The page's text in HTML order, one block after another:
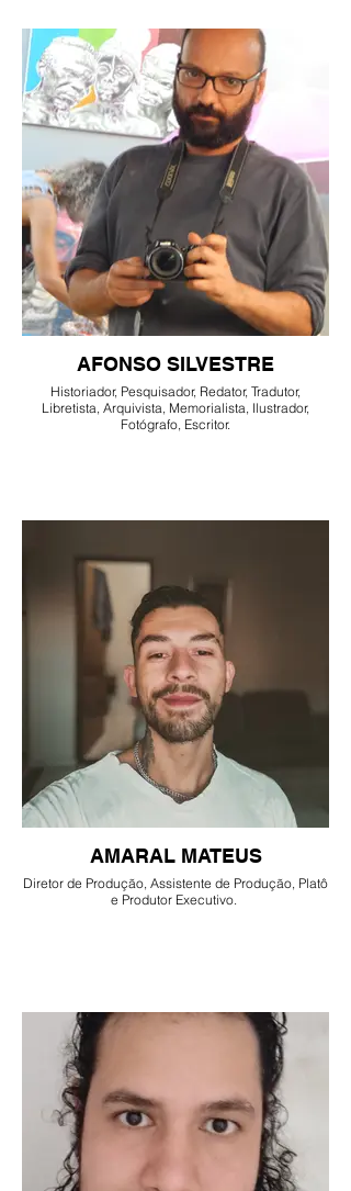
AFONSO SILVESTRE
Historiador, Pesquisador, Redator, Tradutor,
Libretista, Arquivista, Memorialista, Ilustrador,
Fotógrafo, Escritor.
AMARAL MATEUS
Diretor de Produção, Assistente de Produção, Platô
e Produtor Executivo.